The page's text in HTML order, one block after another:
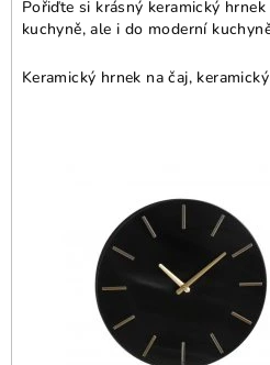
Pořiďte si krásný keramický
kuchyně, ale i do moderní
Keramický hrnek na čaj,